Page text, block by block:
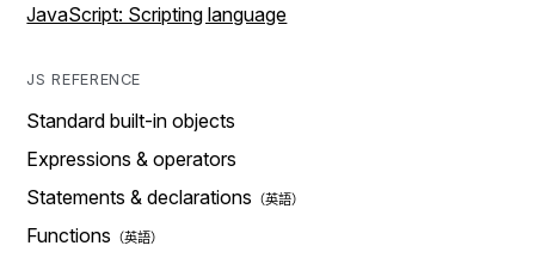
JavaScript: Scripting language
JS REFERENCE
Standard built-in objects
Expressions & operators
Statements & declarations
Functions